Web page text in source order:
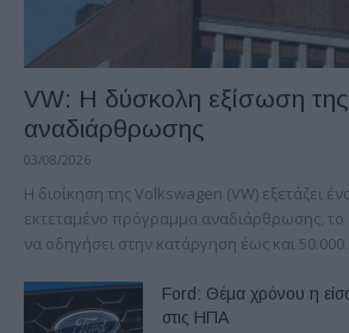
VW: Η δύσκολη εξίσωση της
αναδιάρθρωσης
03/08/2026
Η διοίκηση της Volkswagen (VW) εξετάζει
εκτεταμένο πρόγραμμα αναδιάρθρωσης,
να οδηγήσει στην κατάργηση έως και
Ford: Θέμα χρόνου η
στις ΗΠΑ